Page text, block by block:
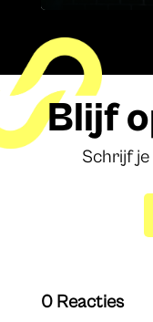
Blijf
Schrijf
0 Reacties